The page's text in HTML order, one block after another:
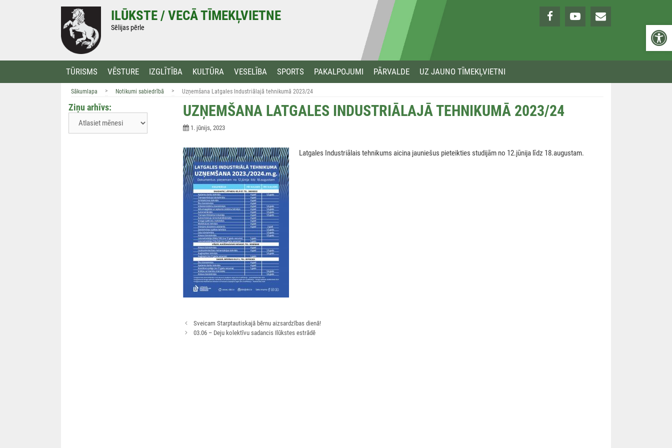
ILŪKSTE / VECĀ TĪMEKĻVIETNE
Sēlijas pērle
TŪRISMS VĒSTURE IZGLĪTĪBA KULTŪRA VESELĪBA SPORTS PAKALPOJUMI PĀRVALDE UZ JAUNO TĪMEKĻVIETNI
Sākumlapa > Notikumi sabiedrībā > Uzņemšana Latgales Industriālajā tehnikumā 2023/24
UZŅEMŠANA LATGALES INDUSTRIĀLAJĀ TEHNIKUMĀ 2023/24
1. jūnijs, 2023
Latgales Industriālais tehnikums aicina jauniešus pieteikties studijām no 12.jūnija līdz 18.augustam.
Rakstu
navigācija
Sveicam Starptautiskajā bērnu aizsardzības dienā!
03.06 – Deju kolektīvu sadancis Ilūkstes estrādē
Ziņu arhīvs: